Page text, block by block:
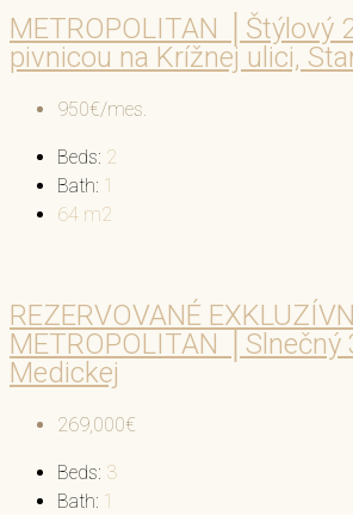
METROPOLITAN │Štýlový
pivnicou na Krížnej ulici,
950€/mes.
Beds: 2
Bath: 1
64 m2
REZERVOVANÉ
METROPOLITAN │Slnečný
Medickej
269,000€
Beds: 3
Bath: 1